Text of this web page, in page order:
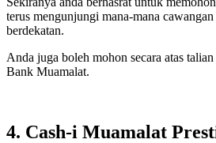
terus mengunjungi mana-mana
berdekatan.
Anda juga boleh mohon secara atas
Bank Muamalat.
4. Cash-i Muamalat